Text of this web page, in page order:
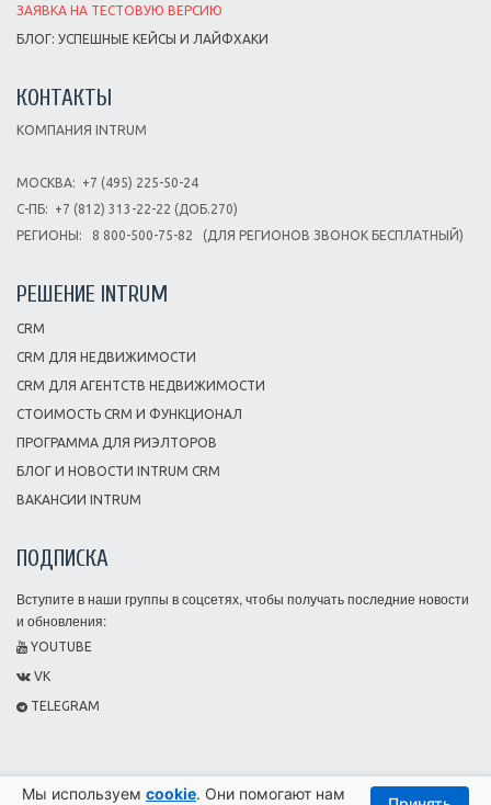
ЗАЯВКА НА ТЕСТОВУЮ ВЕРСИЮ
БЛОГ: УСПЕШНЫЕ КЕЙСЫ И ЛАЙФХАКИ
КОНТАКТЫ
КОМПАНИЯ INTRUM
МОСКВА:
+7 (495) 225-50-24
С-ПБ:
+7 (812) 313-22-22 (ДОБ.270)
РЕГИОНЫ:
8 800-500-75-82 (ДЛЯ РЕГИОНОВ ЗВОНОК БЕСПЛАТНЫЙ)
РЕШЕНИЕ INTRUM
CRM
CRM ДЛЯ НЕДВИЖИМОСТИ
CRM ДЛЯ АГЕНТСТВ НЕДВИЖИМОСТИ
СТОИМОСТЬ CRM И ФУНКЦИОНАЛ
ПРОГРАММА ДЛЯ РИЭЛТОРОВ
БЛОГ И НОВОСТИ INTRUM CRM
ВАКАНСИИ INTRUM
ПОДПИСКА
Вступите в наши группы в соцсетях, чтобы получать последние новости
и обновления:
YOUTUBE
VK
TELEGRAM
Мы используем cookie. Они помогают нам